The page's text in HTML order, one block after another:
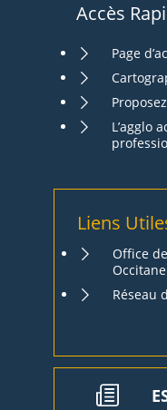
Accès
Page
L’agglo
Liens
Office
Occitane
Réseau